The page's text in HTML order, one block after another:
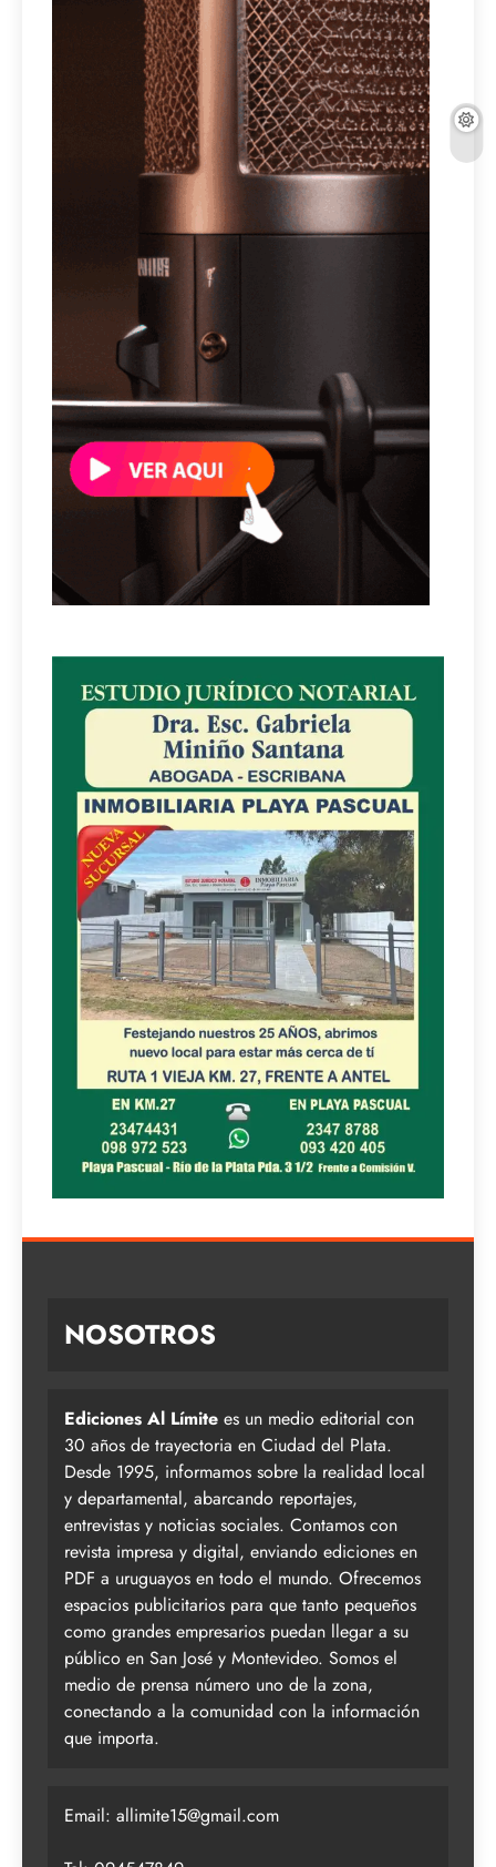
NOSOTROS
Ediciones Al Límite es un medio editorial con
30 años de trayectoria en Ciudad del Plata.
Desde 1995, informamos sobre la realidad local
y departamental, abarcando reportajes,
entrevistas y noticias sociales. Contamos con
revista impresa y digital, enviando ediciones en
PDF a uruguayos en todo el mundo. Ofrecemos
espacios publicitarios para que tanto pequeños
como grandes empresarios puedan llegar a su
público en San José y Montevideo. Somos el
medio de prensa número uno de la zona,
conectando a la comunidad con la información
que importa.
Email: allimite15@gmail.com